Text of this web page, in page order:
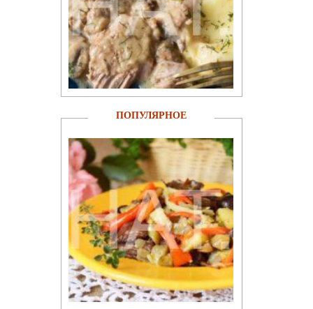
ПОПУЛЯРНОЕ